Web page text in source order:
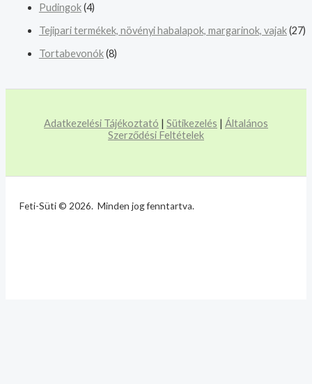
Pudingok(4)
Tejipari termékek, növényi habalapok, margarinok, vajak(27)
Tortabevonók(8)
Adatkezelési Tájékoztató | Sütikezelés | Általános
Szerződési Feltételek
Feti-Süti © 2026. Minden jog fenntartva.